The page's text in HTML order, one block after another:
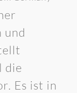
und
die
Es ist in